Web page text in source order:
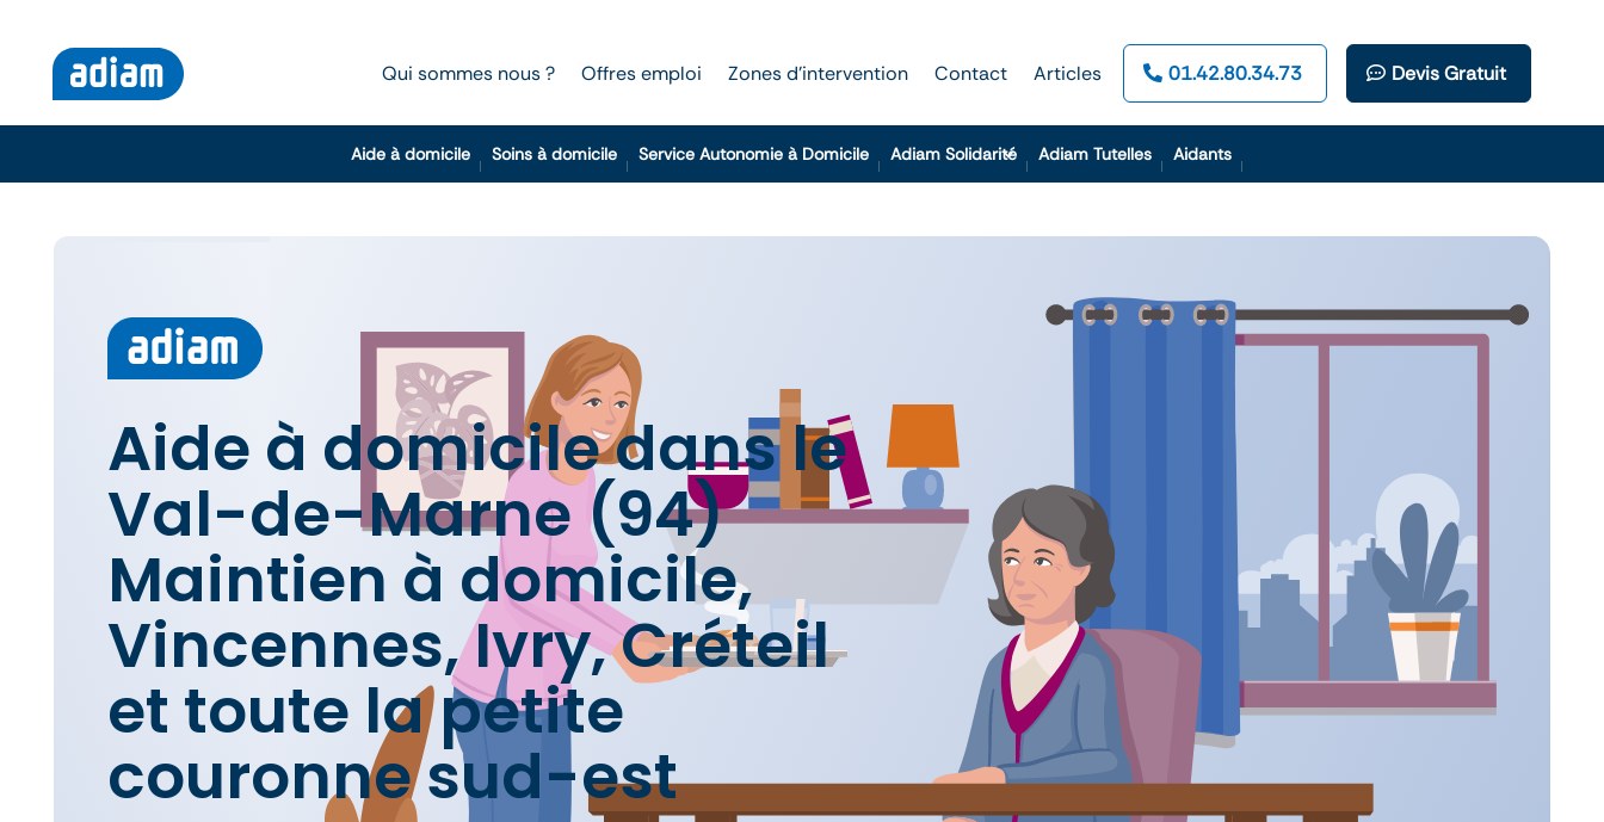
Qui sommes nous ? Offres emploi Zones d’intervention Contact Articles 01.42.80.34.73 Devis Gratuit
Aide à domicile Soins à domicile Service Autonomie à Domicile Adiam Solidarité Adiam Tutelles Aidants
Aide à domicile dans le
Val-de-Marne (94)
Maintien à domicile,
Vincennes, Ivry, Créteil
et toute la petite
couronne sud-est